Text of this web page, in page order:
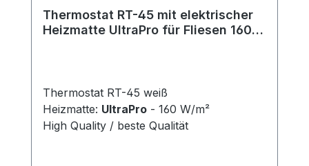
Thermostat RT-45 mit elektrischer
Heizmatte UltraPro für Fliesen 160
Thermostat RT-45 weiß
Heizmatte: UltraPro - 160 W/m²
High Quality / beste Qualität